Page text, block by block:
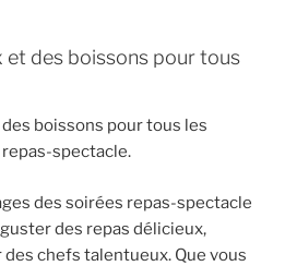
et des boissons pour tous
boissons pour tous les
spectacle.
des soirées repas-spectacle
des repas délicieux,
des chefs talentueux. Que vous